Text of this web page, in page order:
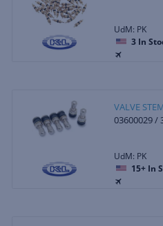
UdM: PK
3 In
VALVE
03600029 /
UdM: PK
15+ In